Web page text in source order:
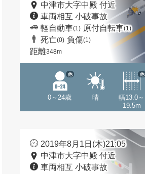
中津市大字中殿 付近
車両相互 小破事故
軽自動車(1) 原付自転車(1)
死亡(0) 負傷(1)
距離348m
0～24歳
他
晴
幅13.0～
19.5m
他
2019年8月1日(木)21:05
中津市大字中殿 付近
車両相互 小破事故